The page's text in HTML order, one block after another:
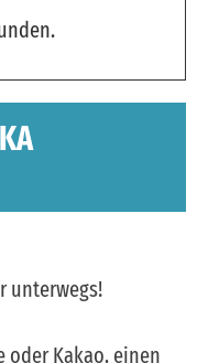
unterwegs!
oder Kakao, einen